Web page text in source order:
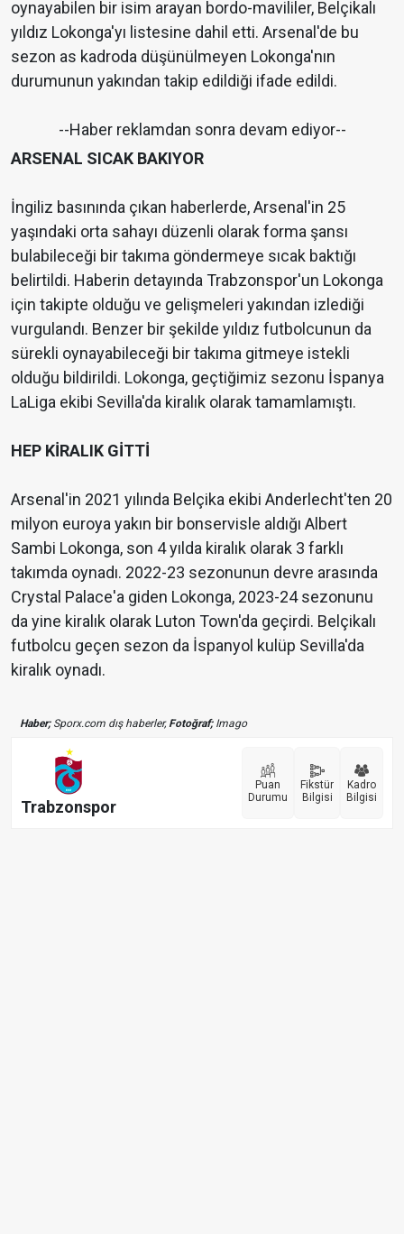
oynayabilen bir isim arayan bordo-mavililer, Belçikalı
yıldız Lokonga'yı listesine dahil etti. Arsenal'de bu
sezon as kadroda düşünülmeyen Lokonga'nın
durumunun yakından takip edildiği ifade edildi.
--Haber reklamdan sonra devam ediyor--
ARSENAL SICAK BAKIYOR
İngiliz basınında çıkan haberlerde, Arsenal'in 25
yaşındaki orta sahayı düzenli olarak forma şansı
bulabileceği bir takıma göndermeye sıcak baktığı
belirtildi. Haberin detayında Trabzonspor'un Lokonga
için takipte olduğu ve gelişmeleri yakından izlediği
vurgulandı. Benzer bir şekilde yıldız futbolcunun da
sürekli oynayabileceği bir takıma gitmeye istekli
olduğu bildirildi. Lokonga, geçtiğimiz sezonu İspanya
LaLiga ekibi Sevilla'da kiralık olarak tamamlamıştı.
HEP KİRALIK GİTTİ
Arsenal'in 2021 yılında Belçika ekibi Anderlecht'ten 20
milyon euroya yakın bir bonservisle aldığı Albert
Sambi Lokonga, son 4 yılda kiralık olarak 3 farklı
takımda oynadı. 2022-23 sezonunun devre arasında
Crystal Palace'a giden Lokonga, 2023-24 sezonunu
da yine kiralık olarak Luton Town'da geçirdi. Belçikalı
futbolcu geçen sezon da İspanyol kulüp Sevilla'da
kiralık oynadı.
Haber;Sporx.com dış haberler,Fotoğraf;Imago
Trabzonspor
Puan
Durumu
Fikstür
Bilgisi
Kadro
Bilgisi